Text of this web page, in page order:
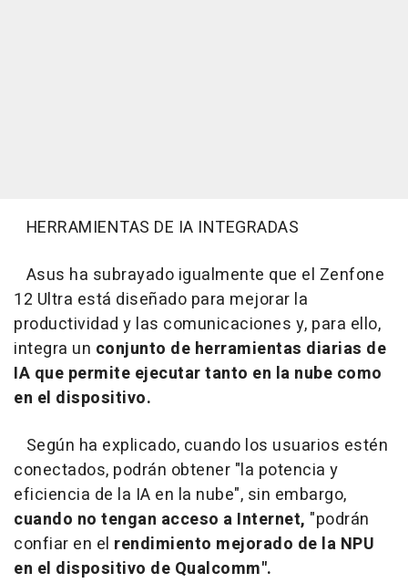
HERRAMIENTAS DE IA INTEGRADAS
Asus ha subrayado igualmente que el Zenfone
12 Ultra está diseñado para mejorar la
productividad y las comunicaciones y, para ello,
integra un conjunto de herramientas diarias de
IA que permite ejecutar tanto en la nube como
en el dispositivo.
Según ha explicado, cuando los usuarios estén
conectados, podrán obtener "la potencia y
eficiencia de la IA en la nube", sin embargo,
cuando no tengan acceso a Internet, "podrán
confiar en el rendimiento mejorado de la NPU
en el dispositivo de Qualcomm".